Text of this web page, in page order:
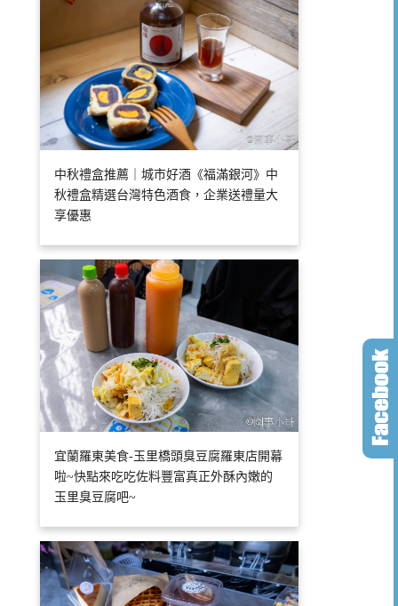
中秋禮盒推薦｜城市好酒《福滿銀河》中
秋禮盒精選台灣特色酒食，企業送禮量大
享優惠
宜蘭羅東美食-玉里橋頭臭豆腐羅東店開幕
啦~快點來吃吃佐料豐富真正外酥內嫩的
玉里臭豆腐吧~